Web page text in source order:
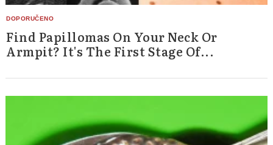
Find Papillomas On Your Neck Or
Armpit? It's The First Stage Of...